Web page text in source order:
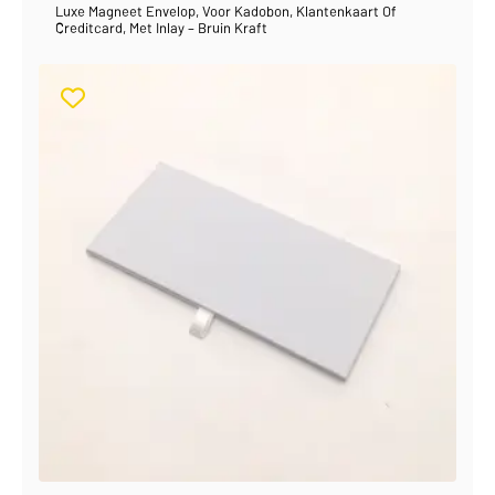
Luxe Magneet Envelop, Voor Kadobon, Klantenkaart Of
Creditcard, Met Inlay – Bruin Kraft